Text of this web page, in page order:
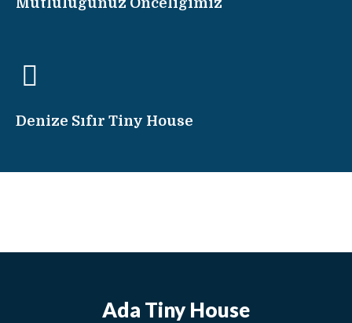
Mutluluğunuz Önceliğimiz
Denize Sıfır Tiny House
Ada Tiny House